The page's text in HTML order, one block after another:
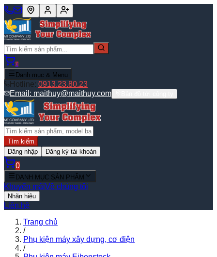
0
Danh mục & Menu
Hotline: 0913.23.80.23
Email: maithuy@maithuy.com
Tìm kiếm
Đăng nhập
Đăng ký tài khoản
0
DANH MỤC SẢN PHẨM
Khuyến mãiVề chúng tôi
Nhãn hiệu
Liên hệ
Trang chủ
/
Phụ kiện máy xây dựng, cơ điện
/